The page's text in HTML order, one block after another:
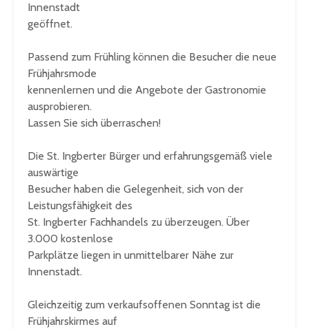
Innenstadt
geöffnet.
Passend zum Frühling können die Besucher die neue
Frühjahrsmode
kennenlernen und die Angebote der Gastronomie
ausprobieren.
Lassen Sie sich überraschen!
Die St. Ingberter Bürger und erfahrungsgemäß viele
auswärtige
Besucher haben die Gelegenheit, sich von der
Leistungsfähigkeit des
St. Ingberter Fachhandels zu überzeugen. Über
3.000 kostenlose
Parkplätze liegen in unmittelbarer Nähe zur
Innenstadt.
Gleichzeitig zum verkaufsoffenen Sonntag ist die
Frühjahrskirmes auf